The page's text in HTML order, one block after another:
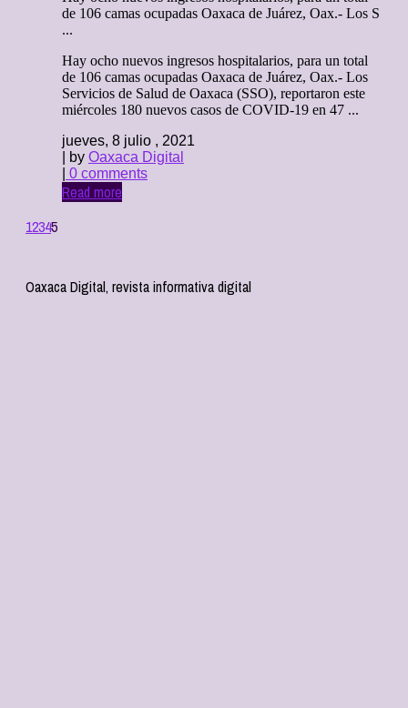
de 106 camas ocupadas Oaxaca de Juárez, Oax.- Los S
...
Hay ocho nuevos ingresos hospitalarios, para un total
de 106 camas ocupadas Oaxaca de Juárez, Oax.- Los
Servicios de Salud de Oaxaca (SSO), reportaron este
miércoles 180 nuevos casos de COVID-19 en 47 ...
jueves, 8 julio , 2021
| by Oaxaca Digital
0 comments
Read more
12345
Oaxaca Digital, revista informativa digital